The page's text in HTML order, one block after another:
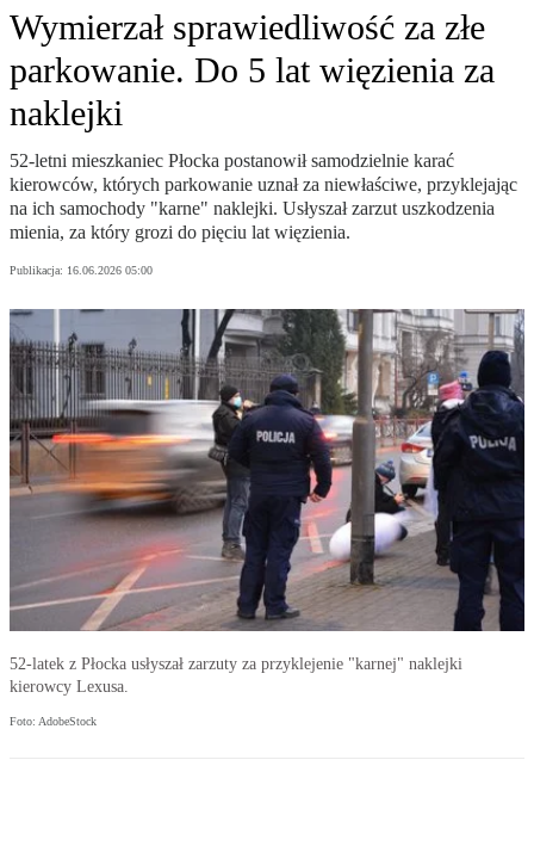
Wymierzał sprawiedliwość za złe
parkowanie. Do 5 lat więzienia za
naklejki
52-letni mieszkaniec Płocka postanowił samodzielnie karać
kierowców, których parkowanie uznał za niewłaściwe, przyklejając
na ich samochody "karne" naklejki. Usłyszał zarzut uszkodzenia
mienia, za który grozi do pięciu lat więzienia.
Publikacja: 16.06.2026 05:00
52-latek z Płocka usłyszał zarzuty za przyklejenie "karnej" naklejki
kierowcy Lexusa.
Foto: AdobeStock